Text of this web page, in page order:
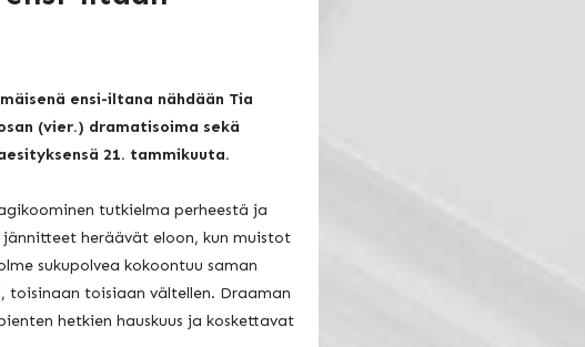
ensi-iltana nähdään Tia
(vier.) dramatisoima sekä
21. tammikuuta.
tutkielma perheestä ja
heräävät eloon, kun muistot
sukupolvea kokoontuu saman
toisiaan vältellen. Draaman
hetkien hauskuus ja koskettavat